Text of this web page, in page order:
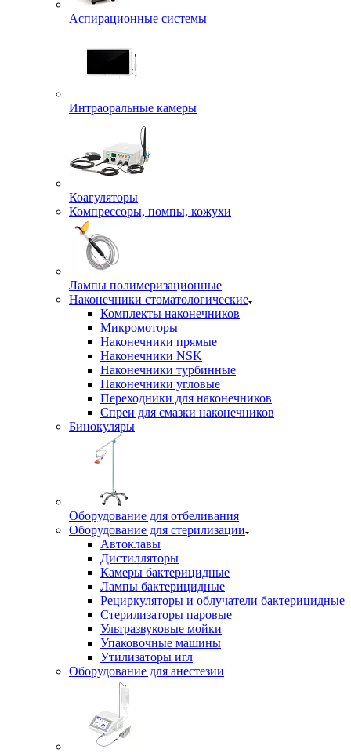
Аспирационные системы
Интраоральные камеры
Коагуляторы
Компрессоры, помпы, кожухи
Лампы полимеризационные
Наконечники стоматологические
Комплекты наконечников
Микромоторы
Наконечники прямые
Наконечники NSK
Наконечники турбинные
Наконечники угловые
Переходники для наконечников
Спреи для смазки наконечников
Бинокуляры
Оборудование для отбеливания
Оборудование для стерилизации
Автоклавы
Дистилляторы
Камеры бактерицидные
Лампы бактерицидные
Рециркуляторы и облучатели бактерицидные
Стерилизаторы паровые
Ультразвуковые мойки
Упаковочные машины
Утилизаторы игл
Оборудование для анестезии